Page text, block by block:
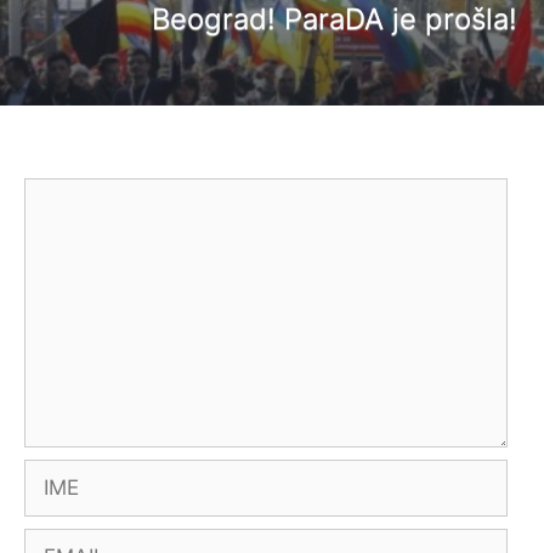
Beograd! ParaDA je prošla!